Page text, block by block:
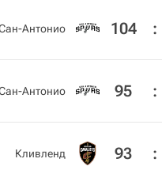
Антонио 104 :
Антонио 95 :
Кливленд 93 :